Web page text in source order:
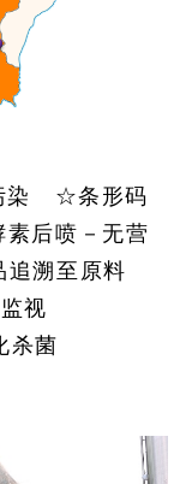
染 ☆条形码
后喷－无营
追溯至原料
监视
杀菌